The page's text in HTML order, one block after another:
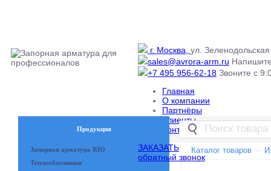
г. Москва, ул.
sales@avrora-arm.ru
+7 495 956-62-18 Звоните с
Главная
О компании
Партнёры
Клиенты
Контакты
ЗАКАЗАТЬ
обратный звонок
Продукция
Запорная арматура RIO
Теплообменники
Каталог товаров —